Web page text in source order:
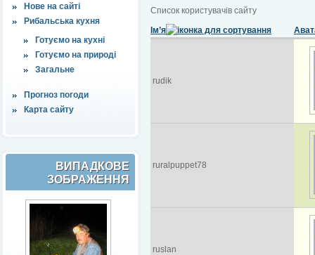
Нове на сайті
Рибальська кухня
Готуємо на кухні
Готуємо на природі
Загальне
Прогноз погоди
Карта сайту
ВИПАДКОВЕ
ЗОБРАЖЕННЯ
Список користувачів сайту
Ім’я
rudik
ruralpuppet78
ruslan